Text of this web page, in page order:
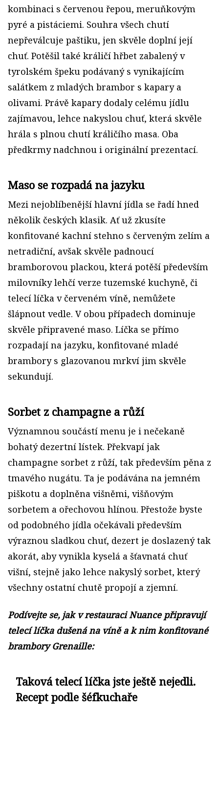
kombinaci s červenou řepou, meruňkovým
pyré a pistáciemi. Souhra všech chutí
nepřeválcuje paštiku, jen skvěle doplní její
chuť. Potěšil také králičí hřbet zabalený v
tyrolském špeku podávaný s vynikajícím
salátkem z mladých brambor s kapary a
olivami. Právě kapary dodaly celému jídlu
zajímavou, lehce nakyslou chuť, která skvěle
hrála s plnou chutí králičího masa. Oba
předkrmy nadchnou i originální prezentací.
Maso se rozpadá na jazyku
Mezi nejoblíbenější hlavní jídla se řadí hned
několik českých klasik. Ať už zkusíte
konfitované kachní stehno s červeným zelím a
netradiční, avšak skvěle padnoucí
bramborovou plackou, která potěší především
milovníky lehčí verze tuzemské kuchyně, či
telecí líčka v červeném víně, nemůžete
šlápnout vedle. V obou případech dominuje
skvěle připravené maso. Líčka se přímo
rozpadají na jazyku, konfitované mladé
brambory s glazovanou mrkví jim skvěle
sekundují.
Sorbet z champagne a růží
Významnou součástí menu je i nečekaně
bohatý dezertní lístek. Překvapí jak
champagne sorbet z růží, tak především pěna z
tmavého nugátu. Ta je podávána na jemném
piškotu a doplněna višněmi, višňovým
sorbetem a ořechovou hlínou. Přestože byste
od podobného jídla očekávali především
výraznou sladkou chuť, dezert je doslazený tak
akorát, aby vynikla kyselá a šťavnatá chuť
višní, stejně jako lehce nakyslý sorbet, který
všechny ostatní chutě propojí a zjemní.
Podívejte se, jak v restauraci Nuance připravují
telecí líčka dušená na víně a k nim konfitované
brambory Grenaille:
Taková telecí líčka jste ještě nejedli.
Recept podle šéfkuchaře